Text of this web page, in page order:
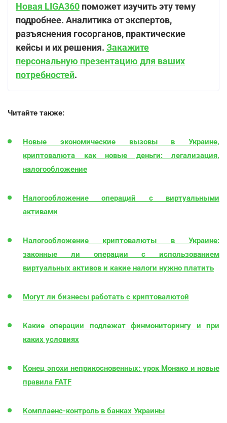
Новая LIGA360 поможет изучить эту тему
подробнее. Аналитика от экспертов,
разъяснения госорганов, практические
кейсы и их решения. Закажите
персональную презентацию для ваших
потребностей.
Читайте также:
Новые экономические вызовы в Украине,
криптовалюта как новые деньги: легализация,
налогообложение
Налогообложение операций с виртуальными
активами
Налогообложение криптовалюты в Украине:
законные ли операции с использованием
виртуальных активов и какие налоги нужно платить
Могут ли бизнесы работать с криптовалютой
Какие операции подлежат финмониторингу и при
каких условиях
Конец эпохи неприкосновенных: урок Монако и новые
правила FATF
Комплаенс-контроль в банках Украины